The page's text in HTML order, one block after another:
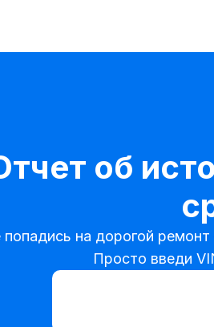
об
попадись на дорогой
Просто введи
Ввести VIN-код